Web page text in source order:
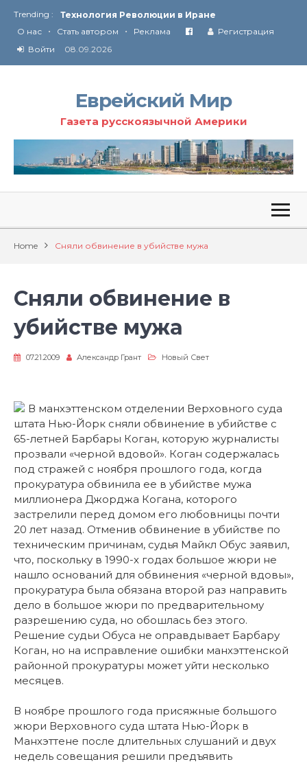
Trending :
Технология Революции в Иране
От Ирана до Ливана и Газы
О нас • Стать автором • Реклама
Регистрация
Войти
08.09.2026
Еврейский Мир
Газета русскоязычной Америки
Home Сняли обвинение в убийстве мужа
Сняли обвинение в
убийстве мужа
07.21.2009 Александр Грант Новый Свет
В манхэттенском отделении Верховного суда
штата Нью-Йорк сняли обвинение в убийстве с
65-летней Барбары Коган, которую журналисты
прозвали «черной вдовой». Коган содержалась
под стражей с ноября прошлого года, когда
прокуратура обвинила ее в убийстве мужа
миллионера Джорджа Когана, которого
застрелили перед домом его любовницы почти
20 лет назад. Отменив обвинение в убийстве по
техническим причинам, судья Майкл Обус заявил,
что, поскольку в 1990-х годах большое жюри не
нашло оснований для обвинения «черной вдовы»,
прокуратура была обязана второй раз направить
дело в большое жюри по предварительному
разрешению суда, но обошлась без этого.
Решение судьи Обуса не оправдывает Барбару
Коган, но на исправление ошибки манхэттенской
районной прокуратуры может уйти несколько
месяцев.
В ноябре прошлого года присяжные большого
жюри Верховного суда штата Нью-Йорк в
Манхэттене после длительных слушаний и двух
недель совещания решили предъявить